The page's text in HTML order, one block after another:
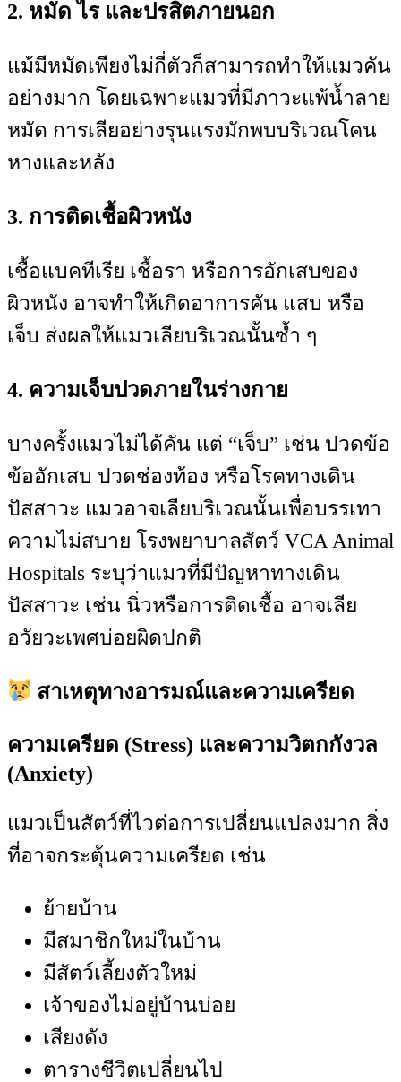
2. หมัด ไร และปรสิตภายนอก
แม้มีหมัดเพียงไม่กี่ตัวก็สามารถทำให้แมวคัน
อย่างมาก โดยเฉพาะแมวที่มีภาวะแพ้น้ำลาย
หมัด การเลียอย่างรุนแรงมักพบบริเวณโคน
หางและหลัง
3. การติดเชื้อผิวหนัง
เชื้อแบคทีเรีย เชื้อรา หรือการอักเสบของ
ผิวหนัง อาจทำให้เกิดอาการคัน แสบ หรือ
เจ็บ ส่งผลให้แมวเลียบริเวณนั้นซ้ำ ๆ
4. ความเจ็บปวดภายในร่างกาย
บางครั้งแมวไม่ได้คัน แต่ “เจ็บ” เช่น ปวดข้อ
ข้ออักเสบ ปวดช่องท้อง หรือโรคทางเดิน
ปัสสาวะ แมวอาจเลียบริเวณนั้นเพื่อบรรเทา
ความไม่สบาย โรงพยาบาลสัตว์ VCA Animal
Hospitals ระบุว่าแมวที่มีปัญหาทางเดิน
ปัสสาวะ เช่น นิ่วหรือการติดเชื้อ อาจเลีย
อวัยวะเพศบ่อยผิดปกติ
สาเหตุทางอารมณ์และความเครียด
ความเครียด (Stress) และความวิตกกังวล
(Anxiety)
แมวเป็นสัตว์ที่ไวต่อการเปลี่ยนแปลงมาก สิ่ง
ที่อาจกระตุ้นความเครียด เช่น
ย้ายบ้าน
มีสมาชิกใหม่ในบ้าน
มีสัตว์เลี้ยงตัวใหม่
เจ้าของไม่อยู่บ้านบ่อย
เสียงดัง
ตารางชีวิตเปลี่ยนไป